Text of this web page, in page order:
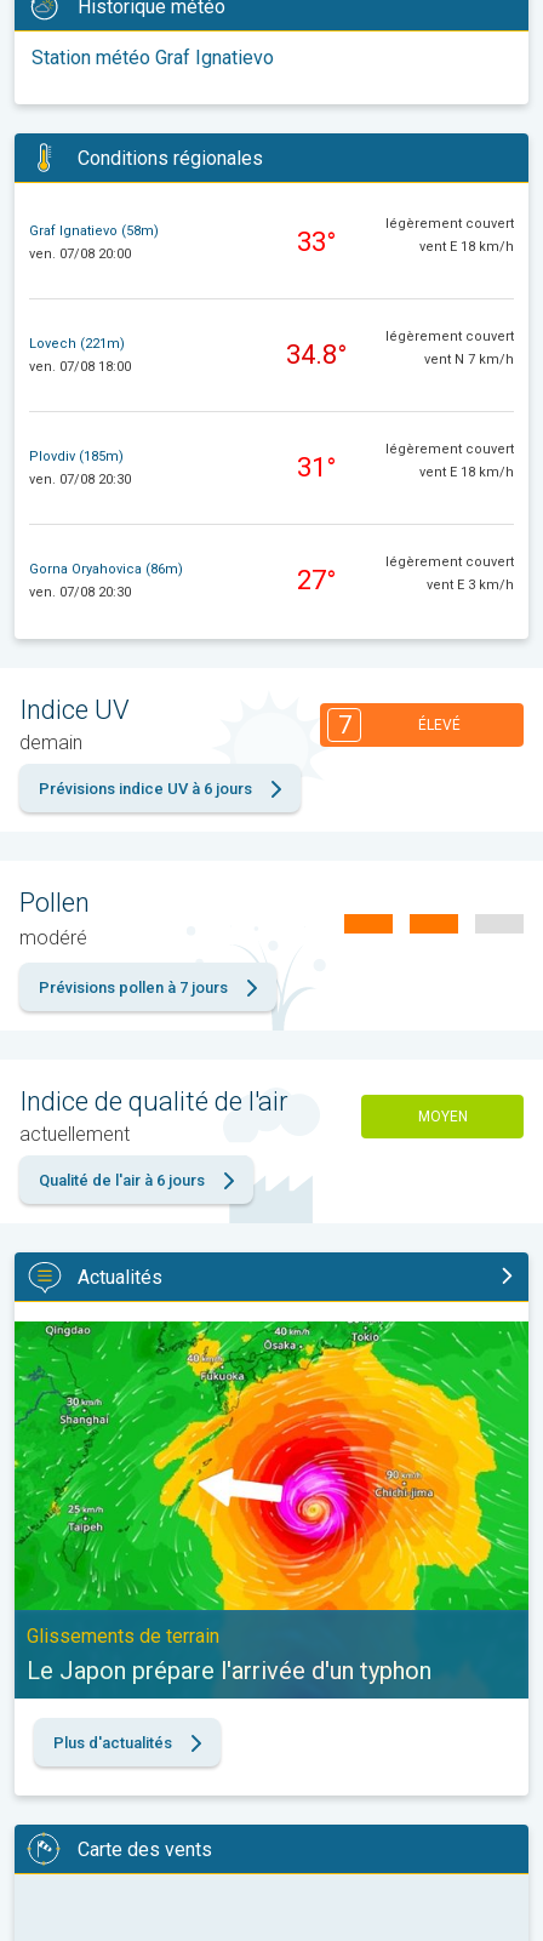
Historique météo
Station météo Graf Ignatievo
Conditions régionales
Graf Ignatievo (58m)
ven. 07/08 20:00
33°
légèrement couvert
vent E 18 km/h
Lovech (221m)
ven. 07/08 18:00
34.8°
légèrement couvert
vent N 7 km/h
Plovdiv (185m)
ven. 07/08 20:30
31°
légèrement couvert
vent E 18 km/h
Gorna Oryahovica (86m)
ven. 07/08 20:30
27°
légèrement couvert
vent E 3 km/h
Indice UV
demain
7 ÉLEVÉ
Prévisions indice UV à 6 jours
Pollen
modéré
Prévisions pollen à 7 jours
Indice de qualité de l'air
actuellement
MOYEN
Qualité de l'air à 6 jours
Actualités
Le Japon prépare l'arrivée d'un typhon. Glissements de terrain.
Glissements de terrain
Le Japon prépare l'arrivée d'un typhon
Plus d'actualités
Carte des vents